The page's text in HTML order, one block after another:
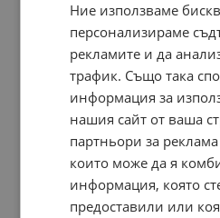
Ние използваме
персонализираме
рекламите и да
трафик. Също така
информация за
нашия сайт от ваша
партньори за
които може да я
информация, която
предоставили или